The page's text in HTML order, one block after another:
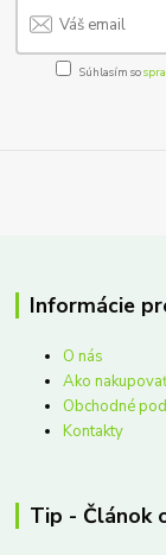
Súhlasím so
Informácie
O nás
Ako
Obchodné
Kontakty
Tip - Článok